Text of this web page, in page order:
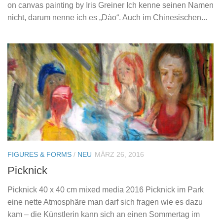
on canvas painting by Iris Greiner Ich kenne seinen Namen
nicht, darum nenne ich es „Dào“. Auch im Chinesischen...
FIGURES & FORMS / NEU MÄRZ 26, 2016
Picknick
Picknick 40 x 40 cm mixed media 2016 Picknick im Park
eine nette Atmosphäre man darf sich fragen wie es dazu
kam – die Künstlerin kann sich an einen Sommertag im